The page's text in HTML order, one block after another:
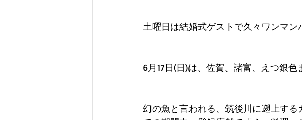
土曜日は結婚式ゲストで久々ワンマン
6月17日(日)は、佐賀、諸富、えつ銀色
幻の魚と言われる、筑後川に遡上す